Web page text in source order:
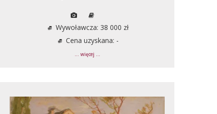
Wywoławcza: 38 000 zł
Cena uzyskana: -
... więcej ...